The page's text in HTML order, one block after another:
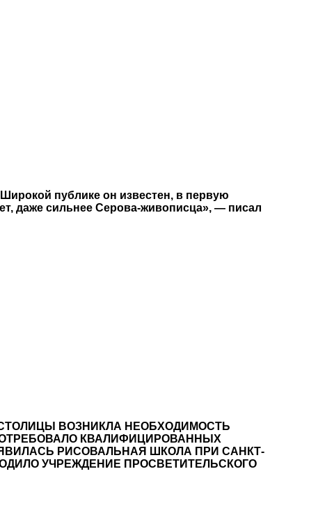
публике он известен, в первую
даже сильнее Серова-живописца», — писал
ВОЗНИКЛА НЕОБХОДИМОСТЬ
КВАЛИФИЦИРОВАННЫХ
РИСОВАЛЬНАЯ ШКОЛА ПРИ САНКТ-
УЧРЕЖДЕНИЕ ПРОСВЕТИТЕЛЬСКОГО